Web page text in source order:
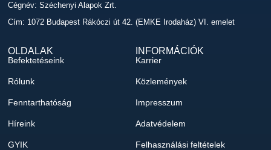
Cégnév: Széchenyi Alapok Zrt.
Cím: 1072 Budapest Rákóczi út 42. (EMKE Irodaház) VI. emelet
OLDALAK
Befektetéseink
Rólunk
Fenntarthatóság
Híreink
GYIK
INFORMÁCIÓK
Karrier
Közlemények
Impresszum
Adatvédelem
Felhasználási feltételek